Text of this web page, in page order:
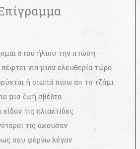
στου ήλιου την πτώση
για μιαν ελευθερία τώρα
ή σιωπά πίσω απ το τζάμι
μια ζωή σβέλτα
είδαν τις ηλιαχτίδες
τις άκουσαν
σου φέρνω λέγαν